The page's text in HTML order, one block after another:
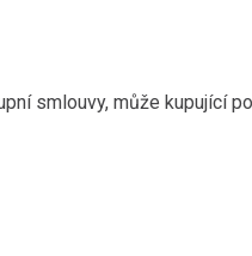
smlouvy, může kupující